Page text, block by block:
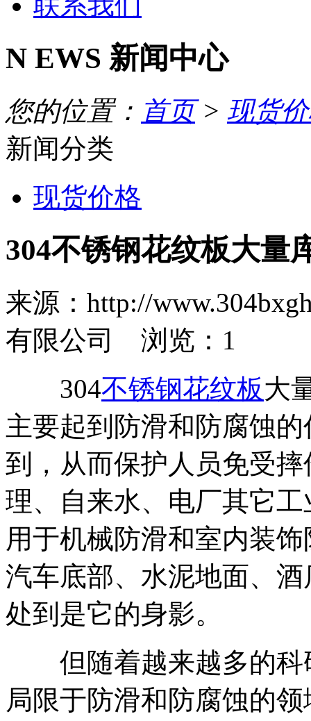
N EWS 新闻中心
您的位置： 首页> 现货
新闻分类
现货价格
304不锈钢花纹板大量
来源：http://
有限公司 浏览： 1
304不锈钢花纹板大
主要起到防滑和防腐蚀
到，从而保护人员免受
理、自来水、电厂其它
用于机械防滑和室内装
汽车底部、水泥地面、
处到是它的身影。
但随着越来越多的科
局限于防滑和防腐蚀的